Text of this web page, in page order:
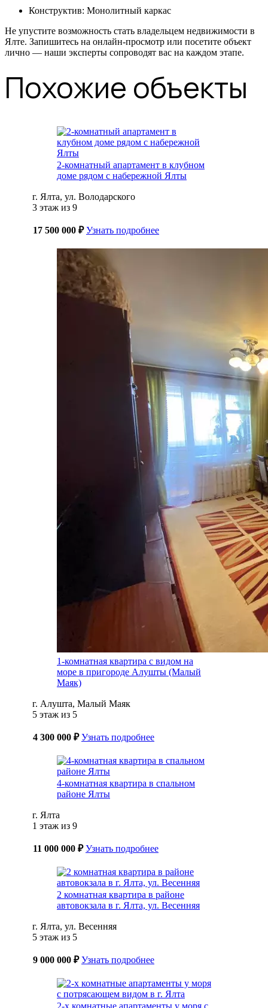
Конструктив: Монолитный каркас
Не упустите возможность стать владельцем недвижимости в
Ялте. Запишитесь на онлайн-просмотр или посетите объект
лично — наши эксперты сопроводят вас на каждом этапе.
Похожие объекты
2-комнатный апартамент в клубном
доме рядом с набережной Ялты
г. Ялта, ул. Володарского
3 этаж из 9
17 500 000 ₽ Узнать подробнее
1-комнатная квартира с видом на
море в пригороде Алушты (Малый
Маяк)
г. Алушта, Малый Маяк
5 этаж из 5
4 300 000 ₽ Узнать подробнее
4-комнатная квартира в спальном
районе Ялты
г. Ялта
1 этаж из 9
11 000 000 ₽ Узнать подробнее
2 комнатная квартира в районе
автовокзала в г. Ялта, ул. Весенняя
г. Ялта, ул. Весенняя
5 этаж из 5
9 000 000 ₽ Узнать подробнее
2-х комнатные апартаменты у моря с